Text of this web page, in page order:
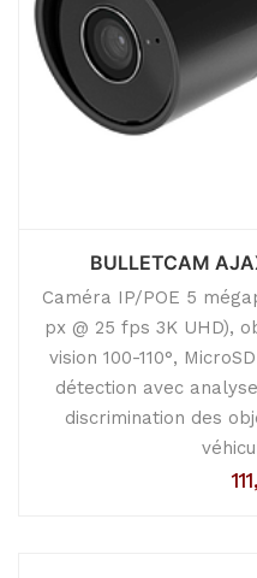
BULLETCAM
Caméra IP/POE 5
px @ 25 fps 3K UHD),
vision 100-110°,
détection avec
discrimination des